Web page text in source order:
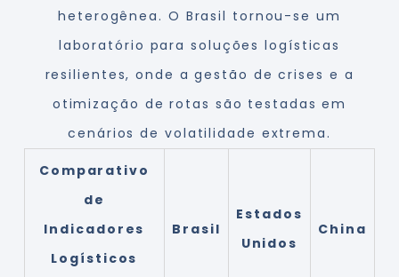
heterogênea. O Brasil tornou-se um
laboratório para soluções logísticas
resilientes, onde a gestão de crises e a
otimização de rotas são testadas em
cenários de volatilidade extrema.
Comparativo
de
Indicadores
Logísticos
Brasil
Estados
Unidos
China